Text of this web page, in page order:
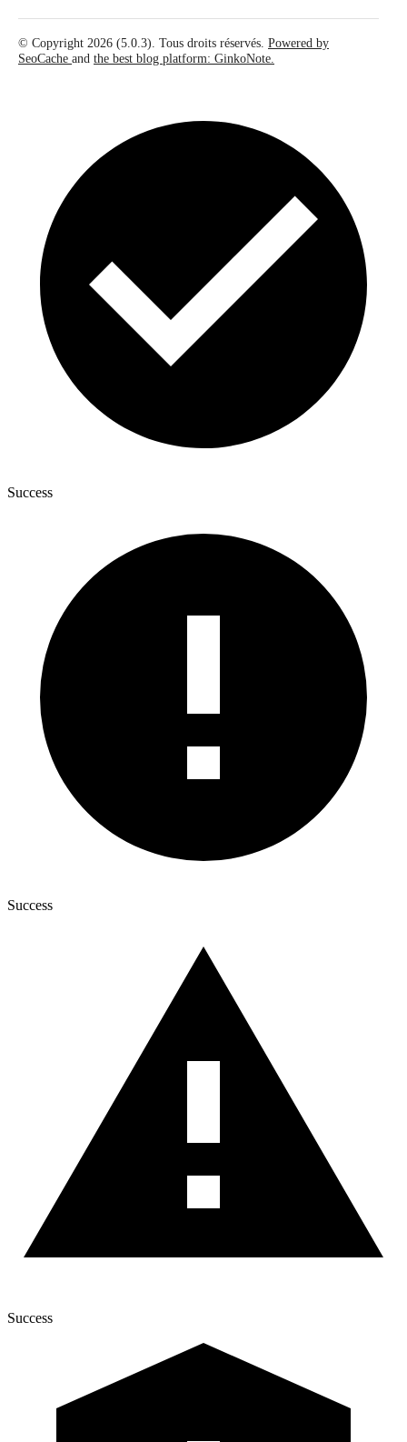
© Copyright 2026 (5.0.3). Tous droits réservés. Powered by
SeoCache and the best blog platform: GinkoNote.
Success
Success
Success